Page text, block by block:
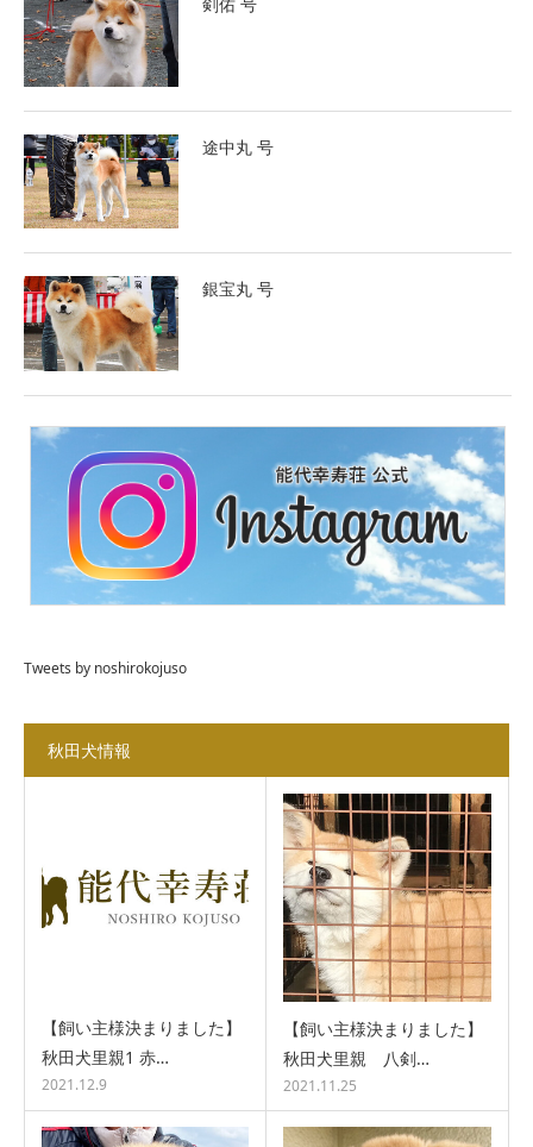
途中丸 号
銀宝丸 号
Tweets by noshirokojuso
秋田犬情報
【飼い主様決まりました】
秋田犬里親1 赤…
2021.12.9
【飼い主様決まりました】
秋田犬里親 八剣…
2021.11.25